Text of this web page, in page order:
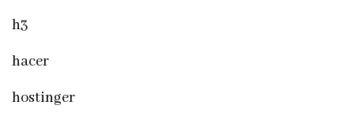
h3
hacer
hostinger